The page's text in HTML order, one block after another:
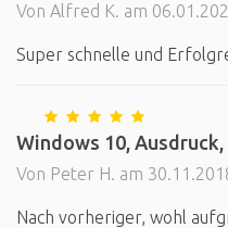
Von Alfred K. am
Super schnelle und
Windows 10,
Von Peter H. am
Nach vorheriger, wohl